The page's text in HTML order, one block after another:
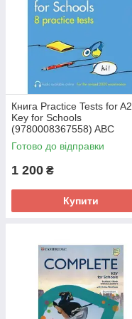
Книга Practice Tests for A2
Key for Schools
(9780008367558) ABC
Готово до відправки
1 200 ₴
Купити